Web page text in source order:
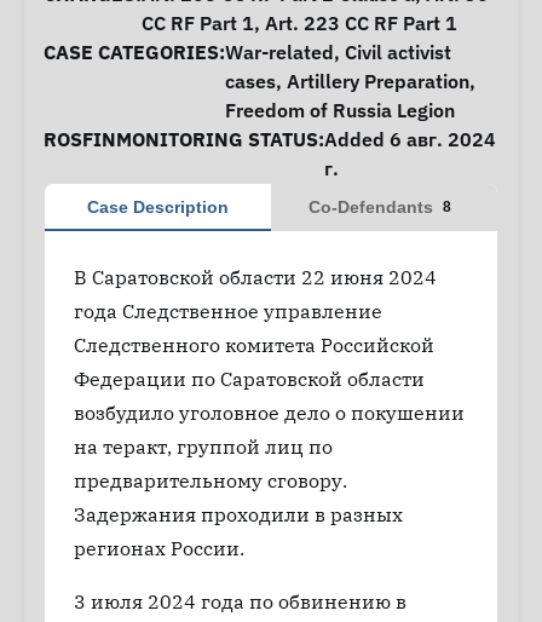
CC RF Part 1, Art. 223 CC RF Part 1
CASE CATEGORIES:War-related, Civil activist
cases, Artillery Preparation,
Freedom of Russia Legion
ROSFINMONITORING STATUS:Added 6 авг. 2024
г.
Case Description Co-Defendants 8
В Саратовской области 22 июня 2024
года Следственное управление
Следственного комитета Российской
Федерации по Саратовской области
возбудило уголовное дело о покушении
на теракт, группой лиц по
предварительному сговору.
Задержания проходили в разных
регионах России.
3 июля 2024 года по обвинению в